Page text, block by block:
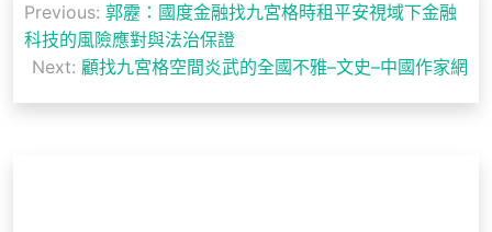
章
導
覽
Previous: 郭靂：國度金融找九宮格時租平安視域下金融
科技的風險應對與法治保證
Next: 顧找九宮格空間炎武的全國不雅–文史–中國作家網